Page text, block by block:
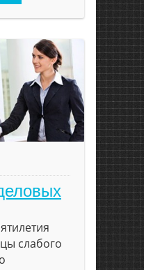
слабого